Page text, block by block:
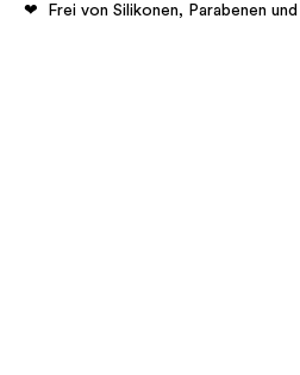
Frei von Silikonen, Parabenen